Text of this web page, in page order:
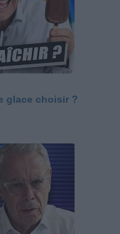
glace choisir ?